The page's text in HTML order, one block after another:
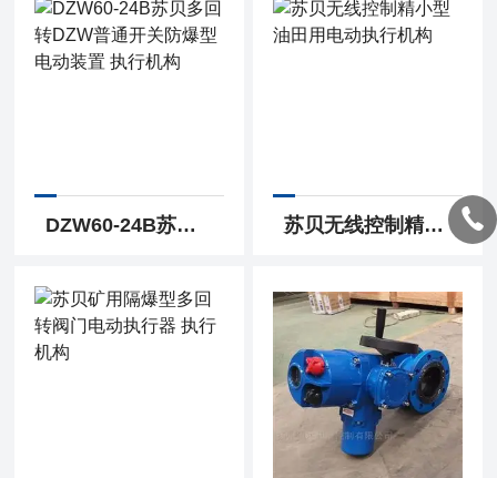
DZW60-24B苏贝多回转DZW普通开关防爆型电动装置 执行机构 苏贝无线控制精小型油田用电动执行机构